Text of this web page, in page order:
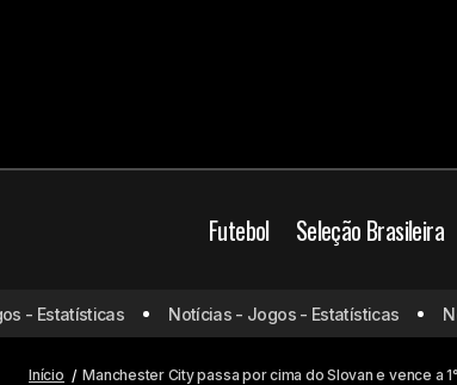
Futebol Seleção Brasileira
Após tropeço na estreia, Barcelona
atropela Young Boys na Champions
League
Notícias - Jogos - Estatísticas
Início Manchester City passa por cima do Slovan e vence a